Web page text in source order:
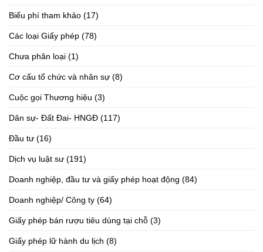
Biểu phí tham khảo (17)
Các loại Giấy phép (78)
Chưa phân loại (1)
Cơ cấu tổ chức và nhân sự (8)
Cuộc gọi Thương hiệu (3)
Dân sự- Đất Đai- HNGĐ (117)
Đầu tư (16)
Dịch vụ luật sư (191)
Doanh nghiệp, đầu tư và giấy phép hoạt động (84)
Doanh nghiệp/ Công ty (64)
Giấy phép bán rượu tiêu dùng tại chỗ (3)
Giấy phép lữ hành du lịch (8)